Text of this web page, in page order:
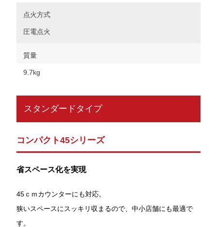
点火方式
圧電点火
質量
9.7kg
スタンダードタイプ
コンパクト45シリーズ
省スペース化を実現
45ｃｍカウンターにも対応。
狭いスペースにスッキリ収まるので、中小店舗にも最適で
す。